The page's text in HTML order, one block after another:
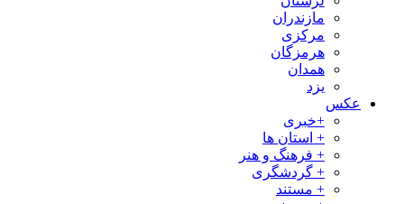
مازندران
مرکزی
هرمزگان
همدان
یزد
عکس
+خبری
+ استان ها
+ فرهنگ و هنر
+ گردشگری
+ مستند